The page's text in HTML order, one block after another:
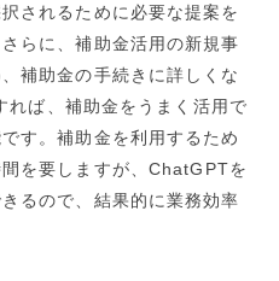
されるために必要な提案を
らに、補助金活用の新規事
補助金の手続きに詳しくな
ば、補助金をうまく活用で
す。補助金を利用するため
を要しますが、ChatGPTを
るので、結果的に業務効率